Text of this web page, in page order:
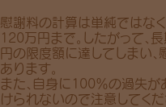
慰謝料の計算は単純ではな
120万円まで。したがって、
円の限度額に達してしまい
あります。
また、自身に 100％の過失が
けられないので注意してくだ